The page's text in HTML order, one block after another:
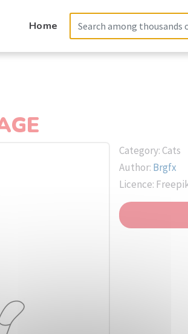
Home
Category: Cats
Author: Brgfx
Licence: